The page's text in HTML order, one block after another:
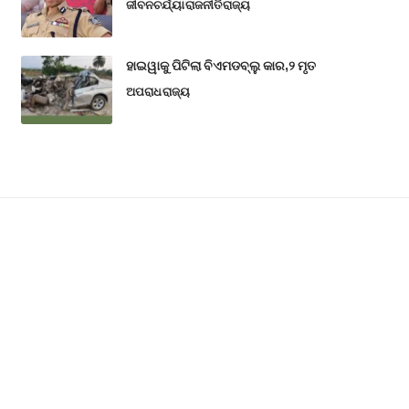
ଜୀବନଚର୍ଯ୍ୟାରାଜନୀତିରାଜ୍ୟ
ହାଇୱାକୁ ପିଟିଲା ବିଏମଡବ୍ଲୁ କାର,୨ ମୃତ
ଅପରାଧରାଜ୍ୟ